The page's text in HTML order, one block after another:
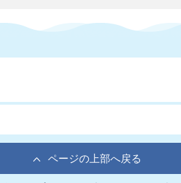
ページの上部へ戻る